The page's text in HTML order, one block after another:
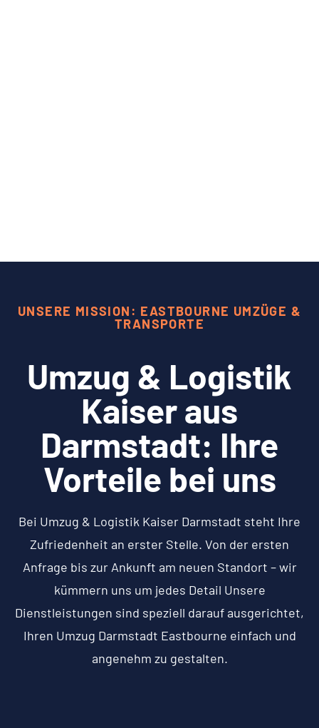
UNSERE MISSION: EASTBOURNE UMZÜGE &
TRANSPORTE
Umzug & Logistik
Kaiser aus
Darmstadt: Ihre
Vorteile bei uns
Bei Umzug & Logistik Kaiser Darmstadt steht Ihre
Zufriedenheit an erster Stelle. Von der ersten
Anfrage bis zur Ankunft am neuen Standort – wir
kümmern uns um jedes Detail Unsere
Dienstleistungen sind speziell darauf ausgerichtet,
Ihren Umzug Darmstadt Eastbourne einfach und
angenehm zu gestalten.